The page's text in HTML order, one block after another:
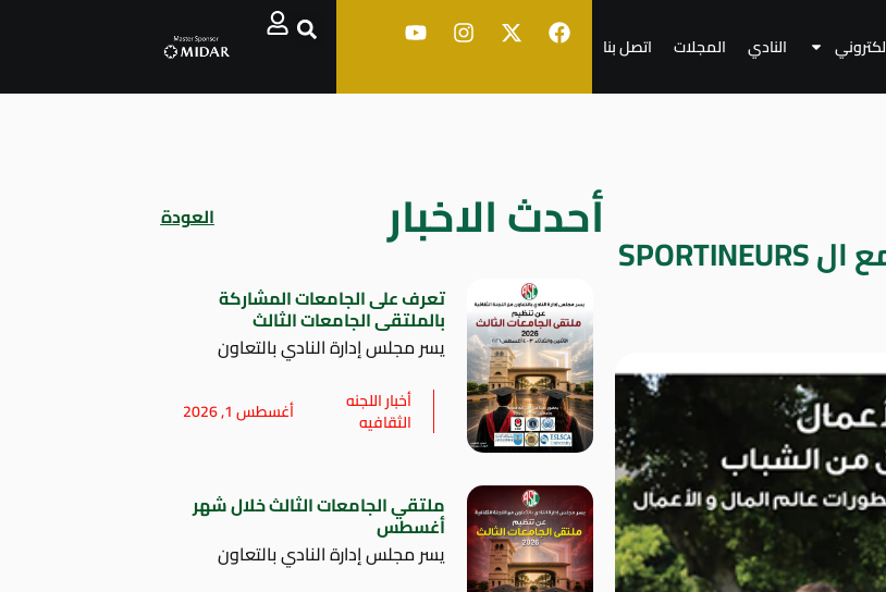
النادي المجلات اتصل بنا
إنضم الآن و احجز مكانك في مجتمع ال SPORTINEURS أحدث الاخبار العودة
تعرف على الجامعات المشاركة
بالملتقى الجامعات الثالث
يسر مجلس إدارة النادي بالتعاون
أخبار اللجنه
الثقافيه أغسطس 1, 2026
ملتقي الجامعات الثالث خلال شهر
أغسطس
يسر مجلس إدارة النادي بالتعاون